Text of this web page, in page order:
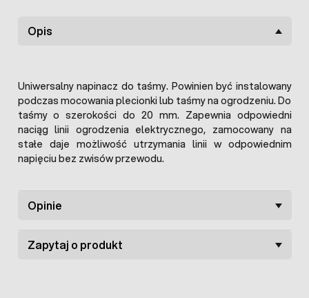
Opis
Uniwersalny napinacz do taśmy. Powinien być instalowany
podczas mocowania plecionki lub taśmy na ogrodzeniu. Do
taśmy o szerokości do 20 mm. Zapewnia odpowiedni
naciąg linii ogrodzenia elektrycznego, zamocowany na
stałe daje możliwość utrzymania linii w odpowiednim
napięciu bez zwisów przewodu.
Opinie
Zapytaj o produkt